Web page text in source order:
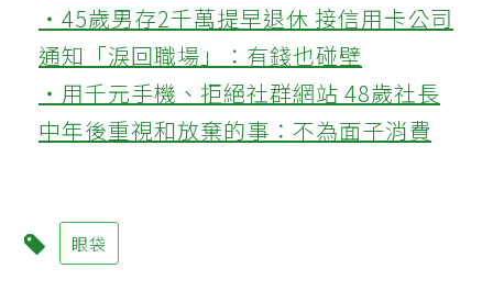
‧45歲男存2千萬提早退休 接信用卡公司
通知「淚回職場」：有錢也碰壁
‧用千元手機、拒絕社群網站 48歲社長
中年後重視和放棄的事：不為面子消費
眼袋